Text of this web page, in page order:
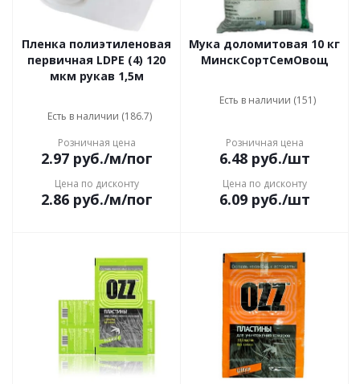
Пленка полиэтиленовая
первичная LDPE (4) 120
мкм рукав 1,5м
Есть в наличии (186.7)
Розничная цена
2.97руб./м/пог
Цена по дисконту
2.86руб./м/пог
Мука доломитовая 10 кг
МинскСортСемОвощ
Есть в наличии (151)
Розничная цена
6.48руб./шт
Цена по дисконту
6.09руб./шт